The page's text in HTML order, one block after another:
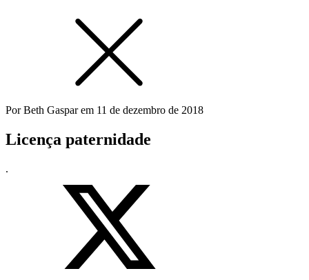
PorBeth Gasparem 11 de dezembro de 2018
Licença paternidade
.